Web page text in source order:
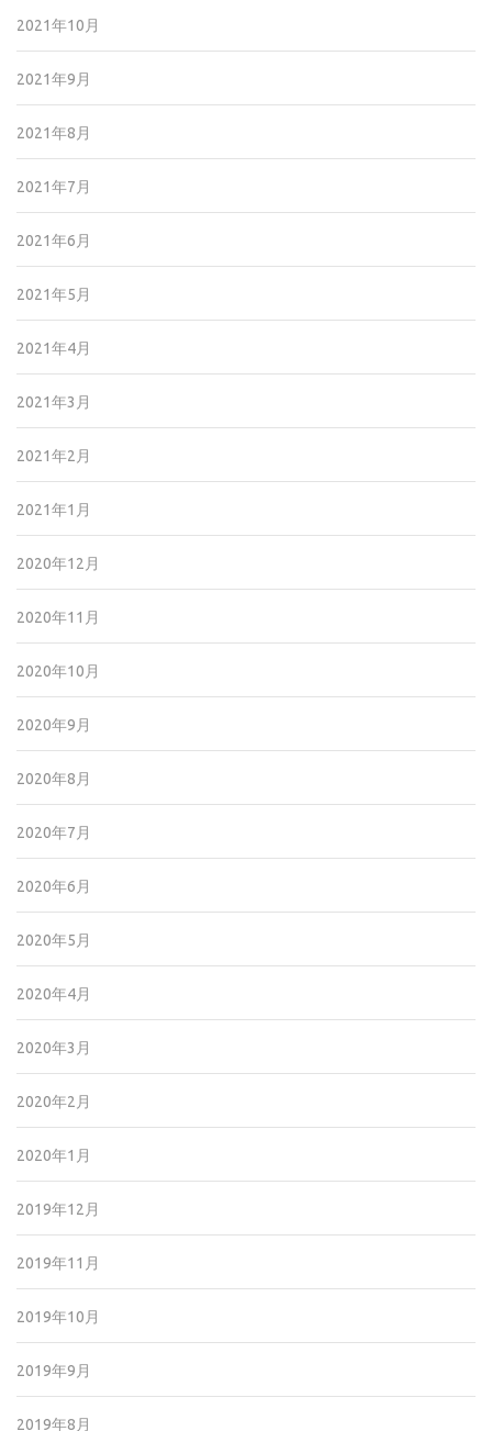
2021年10月
2021年9月
2021年8月
2021年7月
2021年6月
2021年5月
2021年4月
2021年3月
2021年2月
2021年1月
2020年12月
2020年11月
2020年10月
2020年9月
2020年8月
2020年7月
2020年6月
2020年5月
2020年4月
2020年3月
2020年2月
2020年1月
2019年12月
2019年11月
2019年10月
2019年9月
2019年8月